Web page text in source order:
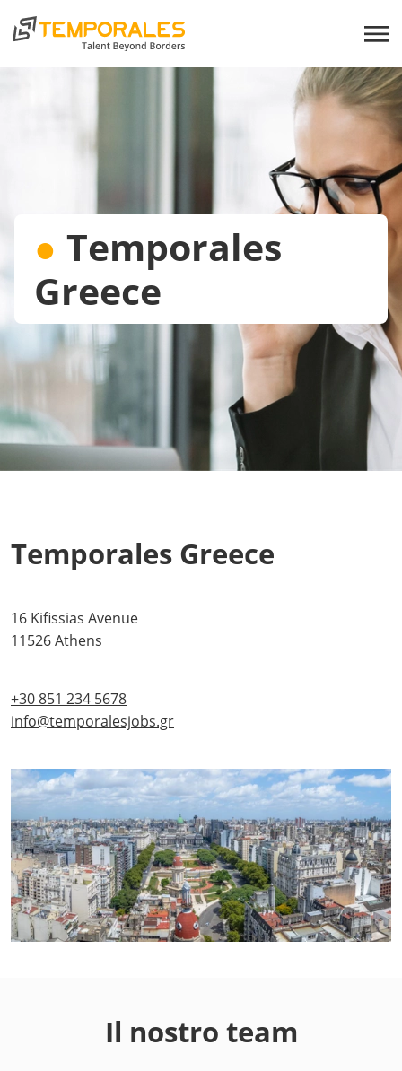
● Temporales
Greece
Temporales Greece
16 Kifissias Avenue
11526 Athens
+30 851 234 5678
info@temporalesjobs.gr
Il nostro team